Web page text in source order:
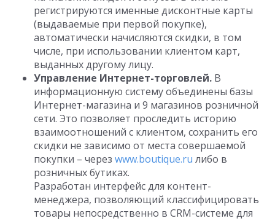
регистрируются именные дисконтные карты
(выдаваемые при первой покупке),
автоматически начисляются скидки, в том
числе, при использовании клиентом карт,
выданных другому лицу.
Управление Интернет-торговлей. В
информационную систему объединены базы
Интернет-магазина и 9 магазинов розничной
сети. Это позволяет проследить историю
взаимоотношений с клиентом, сохранить его
скидки не зависимо от места совершаемой
покупки – через www.boutique.ru либо в
розничных бутиках.
Разработан интерфейс для контент-
менеджера, позволяющий классифицировать
товары непосредственно в CRM-системе для